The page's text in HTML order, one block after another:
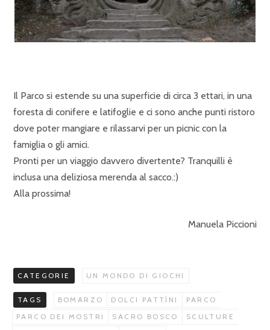
Il Parco si estende su una superficie di circa 3 ettari, in una
foresta di conifere e latifoglie e ci sono anche punti ristoro
dove poter mangiare e rilassarvi per un picnic con la
famiglia o gli amici.
Pronti per un viaggio davvero divertente? Tranquilli è
inclusa una deliziosa merenda al sacco.:)
Alla prossima!
Manuela Piccioni
CATEGORIE UN MONDO DI GIOCHI
TAGS BOMARZO DOLCI PATTÌNI
PARCO
PARCO DEI MOSTRI
SACRO BOSCO
SCULTURE